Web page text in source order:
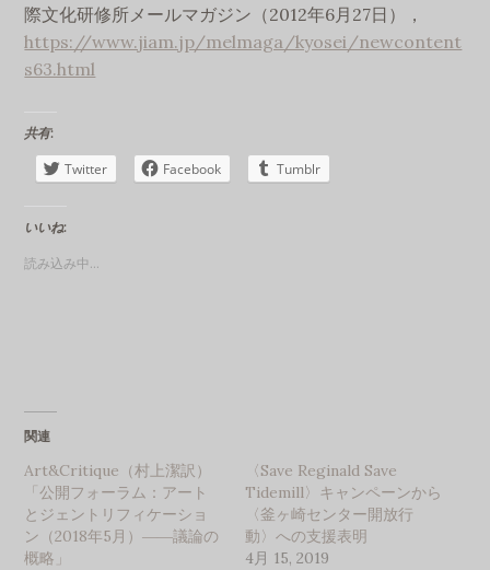
際文化研修所メールマガジン（2012年6月27日），
https://www.jiam.jp/melmaga/kyosei/newcontent
s63.html
共有:
Twitter Facebook Tumblr
いいね:
読み込み中...
関連
Art&Critique（村上潔訳）
「公開フォーラム：アート
とジェントリフィケーショ
ン（2018年5月）――議論の
概略」
〈Save Reginald Save
Tidemill〉キャンペーンから
〈釜ヶ崎センター開放行
動〉への支援表明
4月 15, 2019